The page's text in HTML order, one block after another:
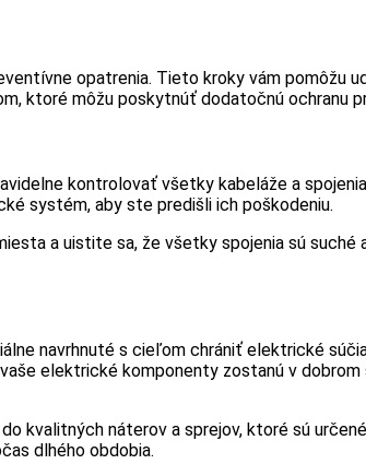
opatrenia. Tieto kroky vám pomôžu
ktoré môžu poskytnúť dodatočnú ochranu
kontrolovať všetky kabeláže a
systém, aby ste predišli ich poškodeniu.
a uistite sa, že všetky spojenia sú suché
navrhnuté s cieľom chrániť elektrické
elektrické komponenty zostanú v
kvalitných náterov a sprejov, ktoré sú
dlhého obdobia.